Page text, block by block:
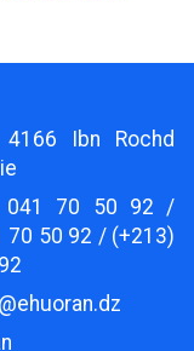
Ibn Rochd
041 70 50 92 /
70 50 92 / (+213)